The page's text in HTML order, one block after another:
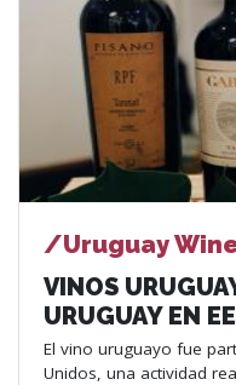
/Uruguay
VINOS
URUGUAY EN
El vino uruguayo fue
Unidos, una actividad